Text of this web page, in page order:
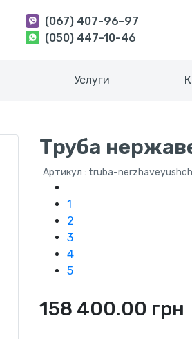
(067) 407-96-97
(050) 447-10-46
Услуги
Труба
Артикул : truba-
1
2
3
4
5
158 400.00 грн